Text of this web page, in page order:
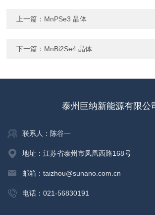
上一篇： MnPSe3 晶体
下一篇： MnBi2Se4 晶体
泰州巨纳新能源有限公
联系人：陈谷一
地址：江苏省泰州市凤凰西路168号
邮箱：taizhou@sunano.com.cn
电话：021-56830191